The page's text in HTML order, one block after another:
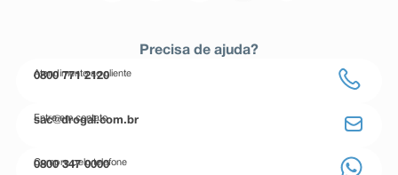
Precisa de ajuda?
Atendimento ao cliente
0800 771 2120
Entre em contato
sac@drogal.com.br
Compre pelo telefone
0800 347 0000